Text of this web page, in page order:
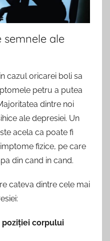
semnele ale
cazul oricarei boli sa
petru a putea
dintre noi
ale depresiei. Un
acela ca poate fi
fizice, pe care
din cand in cand.
cateva dintre cele mai
poziției corpului